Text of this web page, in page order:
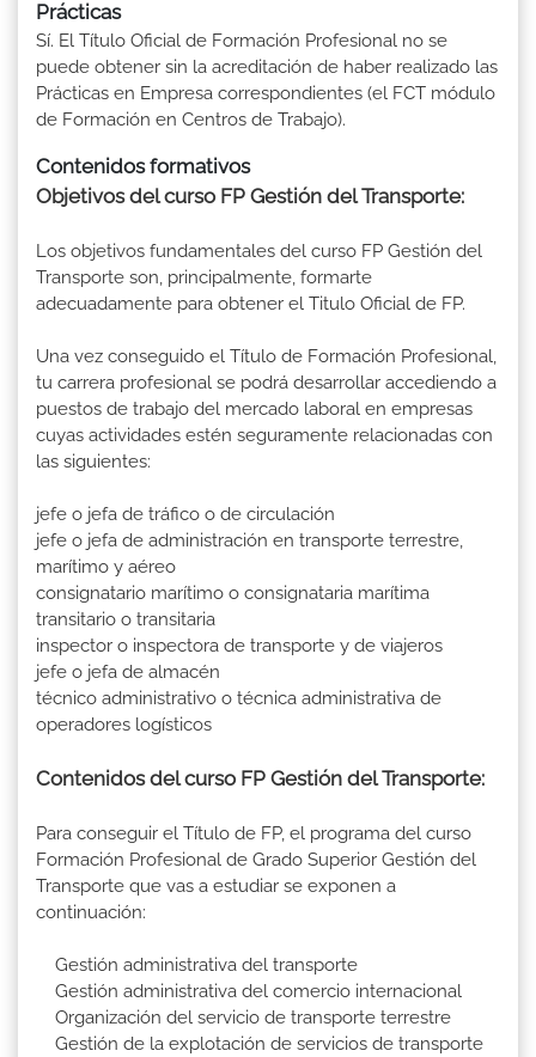
Prácticas
Sí. El Título Oficial de Formación Profesional no se
puede obtener sin la acreditación de haber realizado las
Prácticas en Empresa correspondientes (el FCT módulo
de Formación en Centros de Trabajo).
Contenidos formativos
Objetivos del curso FP Gestión del Transporte:
Los objetivos fundamentales del curso FP Gestión del
Transporte son, principalmente, formarte
adecuadamente para obtener el Titulo Oficial de FP.
Una vez conseguido el Título de Formación Profesional,
tu carrera profesional se podrá desarrollar accediendo a
puestos de trabajo del mercado laboral en empresas
cuyas actividades estén seguramente relacionadas con
las siguientes:
jefe o jefa de tráfico o de circulación
jefe o jefa de administración en transporte terrestre,
marítimo y aéreo
consignatario marítimo o consignataria marítima
transitario o transitaria
inspector o inspectora de transporte y de viajeros
jefe o jefa de almacén
técnico administrativo o técnica administrativa de
operadores logísticos
Contenidos del curso FP Gestión del Transporte:
Para conseguir el Título de FP, el programa del curso
Formación Profesional de Grado Superior Gestión del
Transporte que vas a estudiar se exponen a
continuación:
Gestión administrativa del transporte
Gestión administrativa del comercio internacional
Organización del servicio de transporte terrestre
Gestión de la explotación de servicios de transporte